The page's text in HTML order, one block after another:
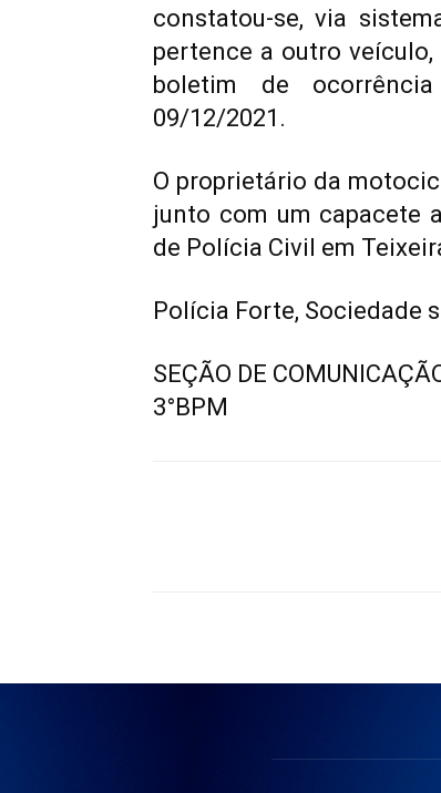
constatou-se, via
pertence a outro
boletim de
09/12/2021.
O proprietário da
junto com um capacete
de Polícia Civil em
Polícia Forte, Sociedade
SEÇÃO DE
3°BPM